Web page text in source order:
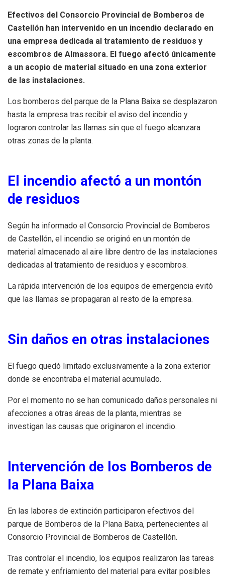
Efectivos del Consorcio Provincial de Bomberos de
Castellón han intervenido en un incendio declarado en
una empresa dedicada al tratamiento de residuos y
escombros de Almassora. El fuego afectó únicamente
a un acopio de material situado en una zona exterior
de las instalaciones.
Los bomberos del parque de la Plana Baixa se desplazaron
hasta la empresa tras recibir el aviso del incendio y
lograron controlar las llamas sin que el fuego alcanzara
otras zonas de la planta.
El incendio afectó a un montón
de residuos
Según ha informado el Consorcio Provincial de Bomberos
de Castellón, el incendio se originó en un montón de
material almacenado al aire libre dentro de las instalaciones
dedicadas al tratamiento de residuos y escombros.
La rápida intervención de los equipos de emergencia evitó
que las llamas se propagaran al resto de la empresa.
Sin daños en otras instalaciones
El fuego quedó limitado exclusivamente a la zona exterior
donde se encontraba el material acumulado.
Por el momento no se han comunicado daños personales ni
afecciones a otras áreas de la planta, mientras se
investigan las causas que originaron el incendio.
Intervención de los Bomberos de
la Plana Baixa
En las labores de extinción participaron efectivos del
parque de Bomberos de la Plana Baixa, pertenecientes al
Consorcio Provincial de Bomberos de Castellón.
Tras controlar el incendio, los equipos realizaron las tareas
de remate y enfriamiento del material para evitar posibles